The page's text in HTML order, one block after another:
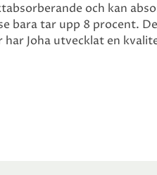
och kan
bara tar upp 8 procent.
har Joha utvecklat en